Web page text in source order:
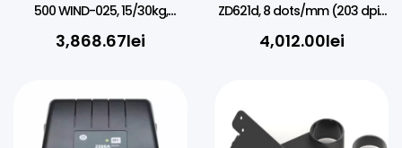
500 WIND-025, 15/30kg,
Verificat metrologic
3,868.67lei
ZD621d, 8 dots/mm (203 dpi),
RTC, USB, USB Host, RS232, BT,
Ethernet, Wi-Fi, kit (USB)
4,012.00lei